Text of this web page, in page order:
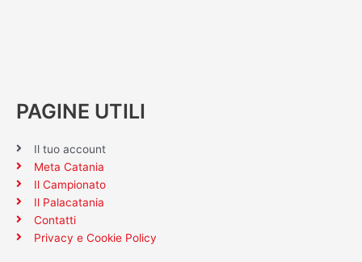
PAGINE UTILI
Il tuo account
Meta Catania
Il Campionato
Il Palacatania
Contatti
Privacy e Cookie Policy